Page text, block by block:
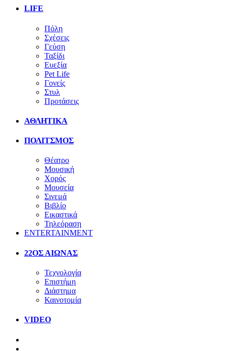
LIFE
Πόλη
Σχέσεις
Γεύση
Ταξίδι
Ευεξία
Pet Life
Γονείς
Στυλ
Προτάσεις
ΑΘΛΗΤΙΚΑ
ΠΟΛΙΤΣΜΟΣ
Θέατρο
Μουσική
Χορός
Μουσεία
Σινεμά
Βιβλίο
Εικαστικά
Τηλεόραση
ENTERTAINMENT
22ΟΣ ΑΙΩΝΑΣ
Τεχνολογία
Επιστήμη
Διάστημα
Καινοτομία
VIDEO